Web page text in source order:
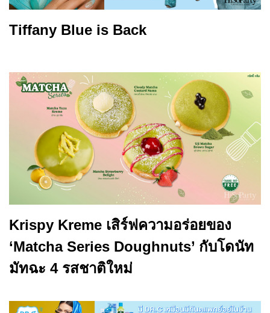
Tiffany Blue is Back
Krispy Kreme เสิร์ฟความอร่อยของ
‘Matcha Series Doughnuts’ กับโดนัท
มัทฉะ 4 รสชาติใหม่